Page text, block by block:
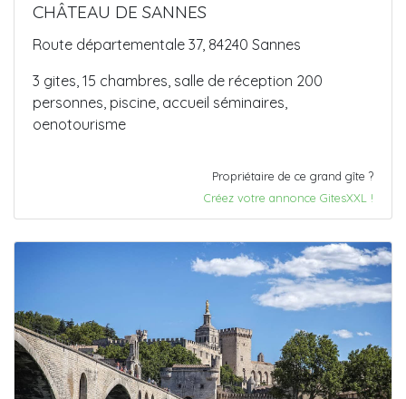
CHÂTEAU DE SANNES
Route départementale 37, 84240 Sannes
3 gites, 15 chambres, salle de réception 200
personnes, piscine, accueil séminaires,
oenotourisme
Propriétaire de ce grand gîte ?
Créez votre annonce GitesXXL !